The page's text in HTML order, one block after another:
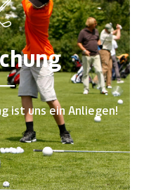
ist uns ein Anliegen!